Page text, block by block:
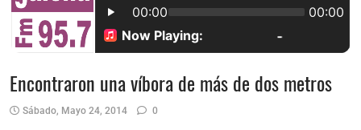
Encontraron una víbora de más de dos metros
Sábado, Mayo 24, 2014 0